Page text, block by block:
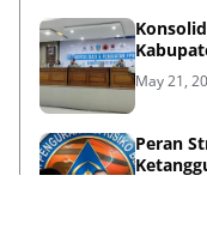
May 21,
Peran